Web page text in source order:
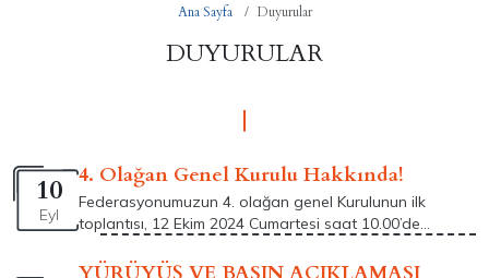
Ana Sayfa Duyurular
DUYURULAR
10
Eyl
4. Olağan Genel Kurulu Hakkında!
Federasyonumuzun 4. olağan genel Kurulunun ilk
toplantısı, 12 Ekim 2024 Cumartesi saat 10.00’de
8/4 adresindeki Federasyon Merkezinde aşağıdaki